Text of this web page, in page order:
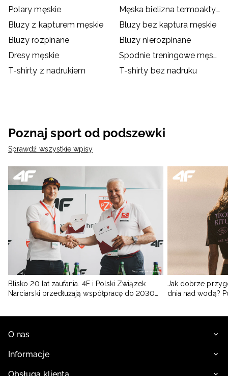
Polary męskie
Męska bielizna termoaktywna
Bluzy z kapturem męskie
Bluzy bez kaptura męskie
Bluzy rozpinane
Bluzy nierozpinane
Dresy męskie
Spodnie treningowe męskie
T-shirty z nadrukiem
T-shirty bez nadruku
Poznaj sport od podszewki
Sprawdź wszystkie wpisy
Blisko 20 lat zaufania. 4F i Polski Związek
Narciarski przedłużają współpracę do 2030
Jak dobrze
dnia nad wodą?
O nas
Informacje
Obsługa klienta